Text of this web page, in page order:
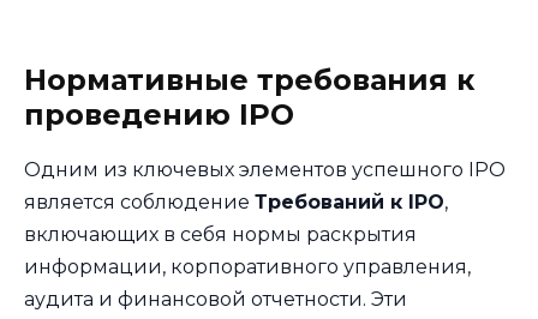
Нормативные требования к
проведению IPO
Одним из ключевых элементов успешного IPO
является соблюдение Требований к IPO,
включающих в себя нормы раскрытия
информации, корпоративного управления,
аудита и финансовой отчетности. Эти